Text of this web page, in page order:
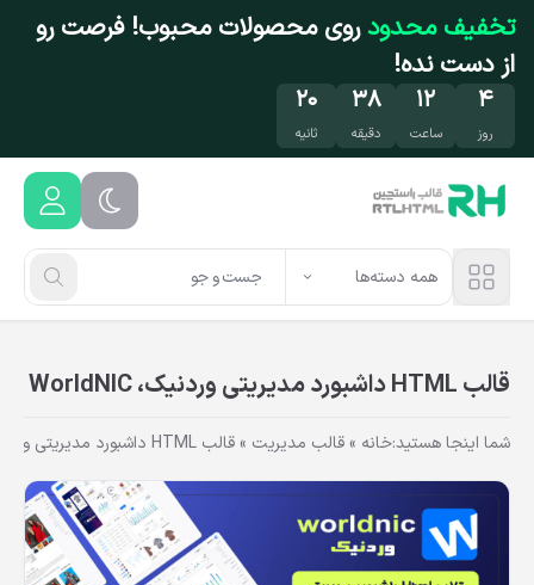
رفتن به محتوای اصلی
تخفیف محدودروی محصولات محبوب! فرصت رو
از دست نده!
۴
روز
۱۲
ساعت
۳۸
دقیقه
۲۰
ثانیه
همه دسته‌ها
قالب HTML داشبورد مدیریتی وردنیک، WorldNIC
شما اینجا هستید:خانه »قالب مدیریت »قالب HTML داشبورد مدیریتی وردنیک، WorldNIC